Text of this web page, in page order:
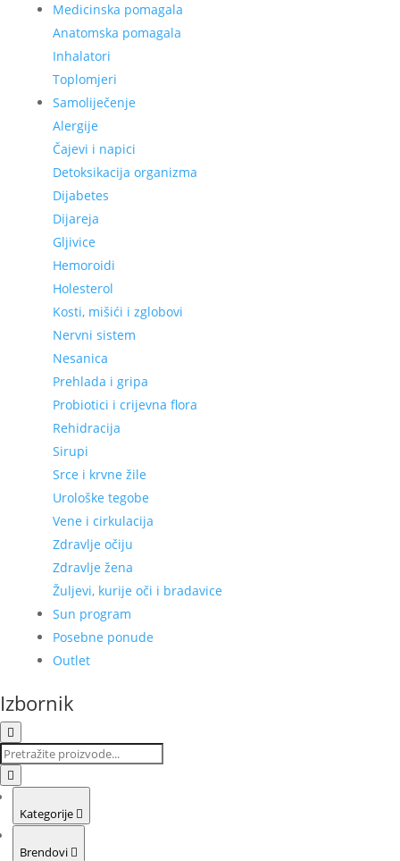
Medicinska pomagala
Anatomska pomagala
Inhalatori
Toplomjeri
Samoliječenje
Alergije
Čajevi i napici
Detoksikacija organizma
Dijabetes
Dijareja
Gljivice
Hemoroidi
Holesterol
Kosti, mišići i zglobovi
Nervni sistem
Nesanica
Prehlada i gripa
Probiotici i crijevna flora
Rehidracija
Sirupi
Srce i krvne žile
Urološke tegobe
Vene i cirkulacija
Zdravlje očiju
Zdravlje žena
Žuljevi, kurije oči i bradavice
Sun program
Posebne ponude
Outlet
Izbornik
Kategorije
Brendovi